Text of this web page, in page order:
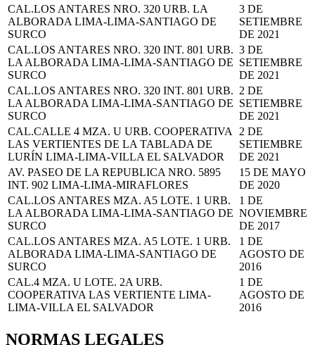
CAL.LOS ANTARES NRO. 320 URB. LA
ALBORADA LIMA-LIMA-SANTIAGO DE
SURCO
3 DE
SETIEMBRE
DE 2021
CAL.LOS ANTARES NRO. 320 INT. 801 URB.
LA ALBORADA LIMA-LIMA-SANTIAGO DE
SURCO
3 DE
SETIEMBRE
DE 2021
CAL.LOS ANTARES NRO. 320 INT. 801 URB.
LA ALBORADA LIMA-LIMA-SANTIAGO DE
SURCO
2 DE
SETIEMBRE
DE 2021
CAL.CALLE 4 MZA. U URB. COOPERATIVA
LAS VERTIENTES DE LA TABLADA DE
LURÍN LIMA-LIMA-VILLA EL SALVADOR
2 DE
SETIEMBRE
DE 2021
AV. PASEO DE LA REPUBLICA NRO. 5895
INT. 902 LIMA-LIMA-MIRAFLORES
15 DE MAYO
DE 2020
CAL.LOS ANTARES MZA. A5 LOTE. 1 URB.
LA ALBORADA LIMA-LIMA-SANTIAGO DE
SURCO
1 DE
NOVIEMBRE
DE 2017
CAL.LOS ANTARES MZA. A5 LOTE. 1 URB.
ALBORADA LIMA-LIMA-SANTIAGO DE
SURCO
1 DE
AGOSTO DE
2016
CAL.4 MZA. U LOTE. 2A URB.
COOPERATIVA LAS VERTIENTE LIMA-
LIMA-VILLA EL SALVADOR
1 DE
AGOSTO DE
2016
NORMAS LEGALES